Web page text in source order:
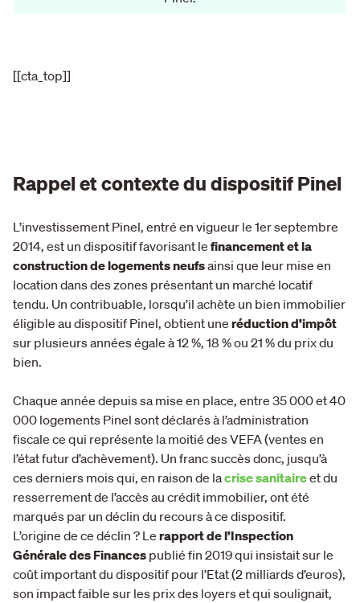
[[cta_top]]
Rappel et contexte du dispositif Pinel
L’investissement Pinel, entré en vigueur le 1er septembre
2014, est un dispositif favorisant le financement et la
construction de logements neufsainsi que leur mise en
location dans des zones présentant un marché locatif
tendu. Un contribuable, lorsqu’il achète un bien immobilier
éligible au dispositif Pinel, obtient une réduction d’impôt
sur plusieurs années égale à 12 %, 18 % ou 21 % du prix du
bien.
Chaque année depuis sa mise en place, entre 35 000 et 40
000 logements Pinel sont déclarés à l’administration
fiscale ce qui représente la moitié des VEFA (ventes en
l’état futur d’achèvement). Un franc succès donc, jusqu’à
ces derniers mois qui, en raison de lacrise sanitaireet du
resserrement de l’accès au crédit immobilier, ont été
marqués par un déclin du recours à ce dispositif.
L’origine de ce déclin ? Le rapport de l’Inspection
Générale des Finances publié fin 2019 qui insistait sur le
coût important du dispositif pour l’Etat (2 milliards d’euros),
son impact faible sur les prix des loyers et qui soulignait,